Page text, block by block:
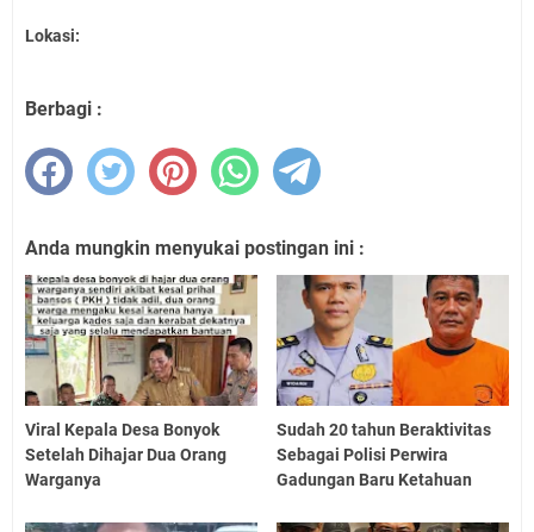
Lokasi:
Berbagi :
Anda mungkin menyukai postingan ini :
Viral Kepala Desa Bonyok
Setelah Dihajar Dua Orang
Warganya
Sudah 20 tahun Beraktivitas
Sebagai Polisi Perwira
Gadungan Baru Ketahuan